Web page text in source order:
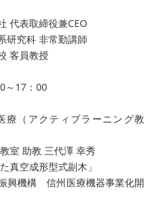
取締役兼CEO
科 非常勤講師
員教授
17：00
療（アクティブラーニング教
助教 三代澤 幸秀
真空成形型式副木」
機構 信州医療機器事業化開